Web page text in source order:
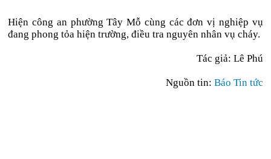
Hiện công an phường Tây Mỗ cùng các đơn vị nghiệp vụ
đang phong tỏa hiện trường, điều tra nguyên nhân vụ cháy.
Tác giả: Lê Phú
Nguồn tin: Báo Tin tức